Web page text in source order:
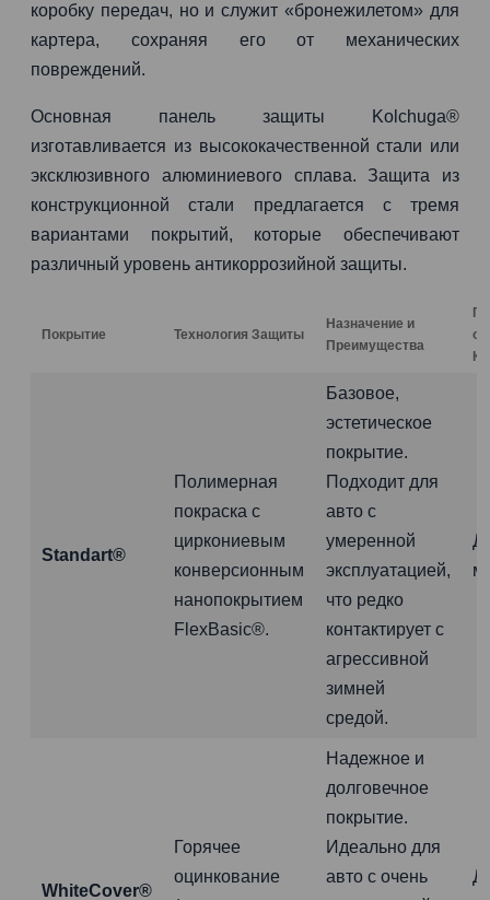
коробку передач, но и служит «бронежилетом» для
картера, сохраняя его от механических
повреждений.
Основная панель защиты Kolchuga®
изготавливается из высококачественной стали или
эксклюзивного алюминиевого сплава. Защита из
конструкционной стали предлагается с тремя
вариантами покрытий, которые обеспечивают
различный уровень антикоррозийной защиты.
Покрытие Технология Защиты
Назначение и
Преимущества
от
Standart®
Полимерная
покраска с
циркониевым
конверсионным
нанопокрытием
FlexBasic®.
Базовое,
эстетическое
покрытие.
Подходит для
авто с
умеренной
эксплуатацией,
что редко
контактирует с
агрессивной
зимней
средой.
WhiteCover®
Горячее
оцинкование
Надежное и
долговечное
покрытие.
Идеально для
авто с очень